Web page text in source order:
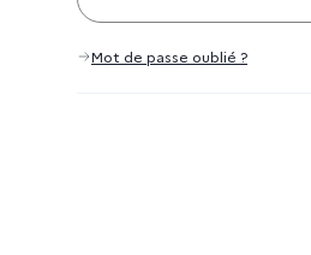
Mot de passe oublié ?